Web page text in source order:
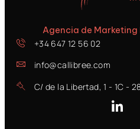
Agencia de
+34 647 12 56 02
info@callibree.com
C/ de la Libertad, 1 - 1C -